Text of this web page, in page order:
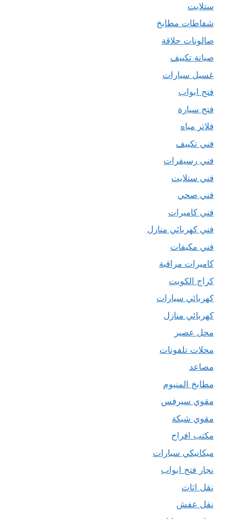
ستلايت
شفاطات مطابخ
صالونات حلاقة
صيانة تكييف
غسيل سيارات
فتح ابواب
فتح سيارة
فلاتر مياه
فني تكييف
فني رسيفرات
فني ستلايت
فني صحي
فني كاميرات
فني كهربائي منازل
فني مكيفات
كاميرات مراقبة
كراج الكويت
كهربائي سيارات
كهربائي منازل
محل عصير
محلات تلفونات
مصاعد
مطابخ المنيوم
مقوي سيرفس
مقوي شبكة
مكتب افراح
ميكانيكي سيارات
نجار فتح ابواب
نقل اثاث
نقل عفش